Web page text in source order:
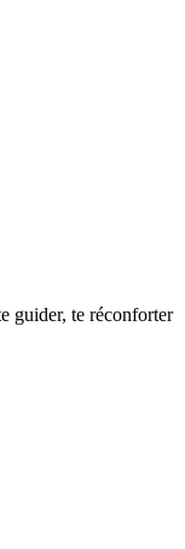
guider, te réconforter